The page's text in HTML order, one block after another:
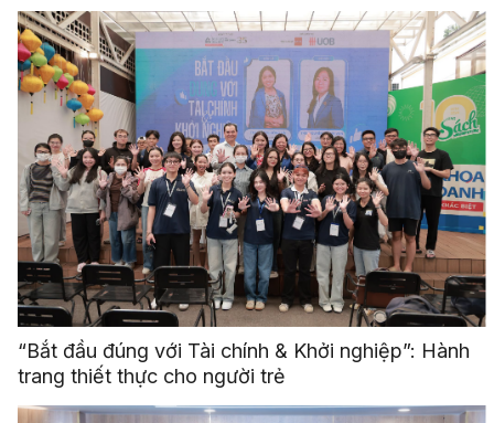
“Bắt đầu đúng với Tài chính & Khởi nghiệp”: Hành
trang thiết thực cho người trẻ